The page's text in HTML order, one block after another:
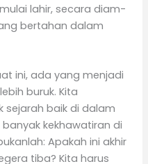
lahir, secara diam-
bertahan dalam
ini, ada yang menjadi
buruk. Kita
sejarah baik di dalam
kekhawatiran di
Apakah ini akhir
tiba? Kita harus